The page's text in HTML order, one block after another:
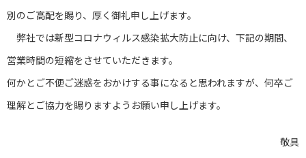
別のご高配を賜り、厚く御礼申し上げます。
弊社では新型コロナウィルス感染拡大防止に向け、下記の期間、
営業時間の短縮をさせていただきます。
何かとご不便ご迷惑をおかけする事になると思われますが、何卒ご
理解とご協力を賜りますようお願い申し上げます。
敬具